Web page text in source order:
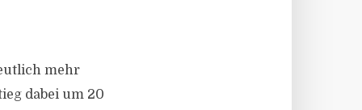
mehr
dabei um 20